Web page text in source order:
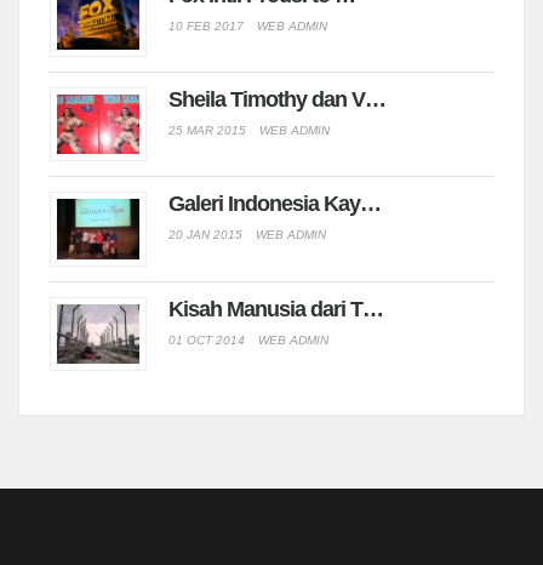
10 FEB 2017 WEB ADMIN
Sheila Timothy dan V…
25 MAR 2015 WEB ADMIN
Galeri Indonesia Kay…
20 JAN 2015 WEB ADMIN
Kisah Manusia dari T…
01 OCT 2014 WEB ADMIN